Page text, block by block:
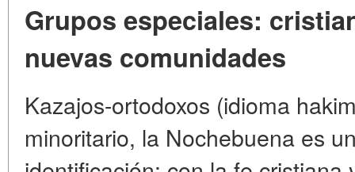
Grupos especiales:
nuevas comunidades
Kazajos-ortodoxos (idioma
minoritario, la Nochebuena es